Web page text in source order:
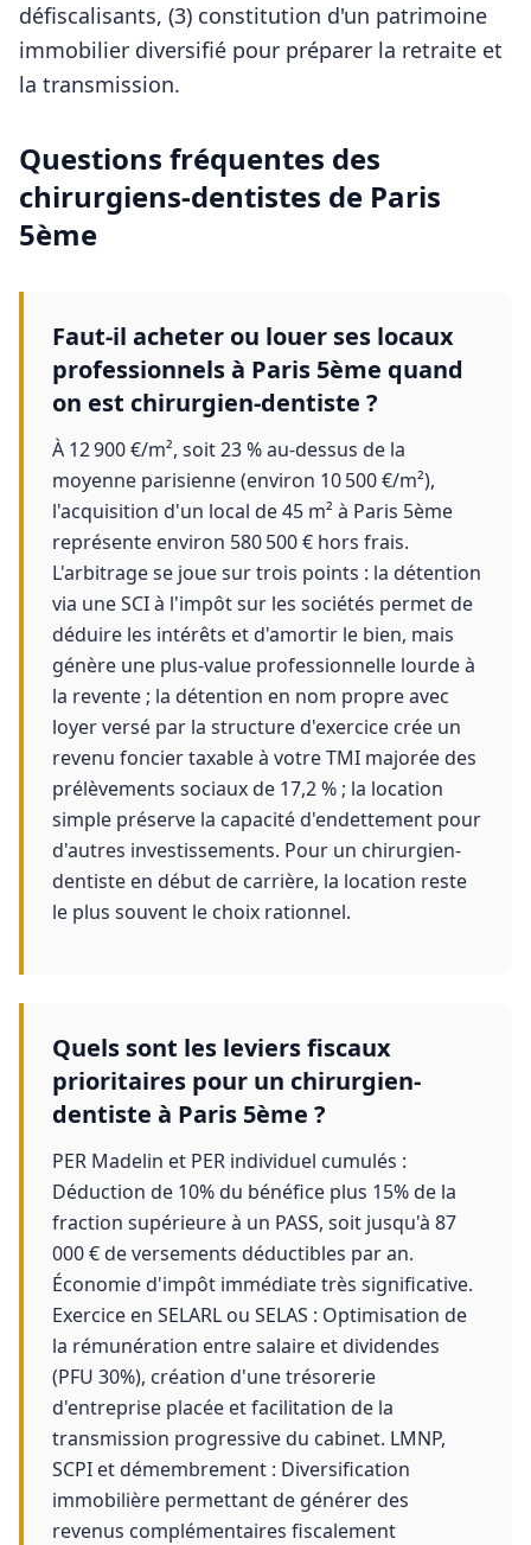
défiscalisants, (3) constitution d'un patrimoine
immobilier diversifié pour préparer la retraite et
la transmission.
Questions fréquentes des
chirurgiens-dentistes de Paris
5ème
Faut-il acheter ou louer ses locaux
professionnels à Paris 5ème quand
on est chirurgien-dentiste ?
À 12 900 €/m², soit 23 % au-dessus de la
moyenne parisienne (environ 10 500 €/m²),
l'acquisition d'un local de 45 m² à Paris 5ème
représente environ 580 500 € hors frais.
L'arbitrage se joue sur trois points : la détention
via une SCI à l'impôt sur les sociétés permet de
déduire les intérêts et d'amortir le bien, mais
génère une plus-value professionnelle lourde à
la revente ; la détention en nom propre avec
loyer versé par la structure d'exercice crée un
revenu foncier taxable à votre TMI majorée des
prélèvements sociaux de 17,2 % ; la location
simple préserve la capacité d'endettement pour
d'autres investissements. Pour un chirurgien-
dentiste en début de carrière, la location reste
le plus souvent le choix rationnel.
Quels sont les leviers fiscaux
prioritaires pour un chirurgien-
dentiste à Paris 5ème ?
PER Madelin et PER individuel cumulés :
Déduction de 10% du bénéfice plus 15% de la
fraction supérieure à un PASS, soit jusqu'à 87
000 € de versements déductibles par an.
Économie d'impôt immédiate très significative.
Exercice en SELARL ou SELAS : Optimisation de
la rémunération entre salaire et dividendes
(PFU 30%), création d'une trésorerie
d'entreprise placée et facilitation de la
transmission progressive du cabinet. LMNP,
SCPI et démembrement : Diversification
immobilière permettant de générer des
revenus complémentaires fiscalement